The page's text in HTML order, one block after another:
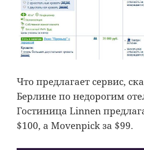
Что предлагает сервис,
Берлине по недорогим
Гостиница Linnen
$100, а Movenpick за $99.